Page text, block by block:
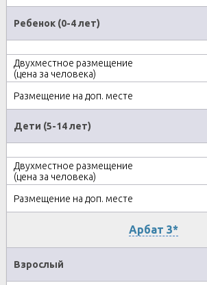
Ребенок (0-4 лет)
Дети (5-14 лет)
Арбат 3*
Взрослый